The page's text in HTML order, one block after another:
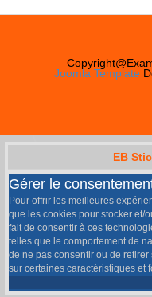
Joomla Template
EB
Gérer le
Pour offrir les meilleures
que les cookies pour stocker et/
fait de consentir à ces
telles que le comportement de
de ne pas consentir ou de
sur certaines caractéristiques et